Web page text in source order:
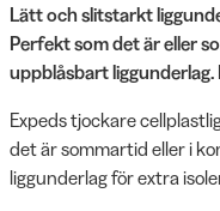
Lätt och slitstarkt
Perfekt som det är eller
uppblåsbart
Expeds tjockare
det är sommartid eller i
liggunderlag för extra